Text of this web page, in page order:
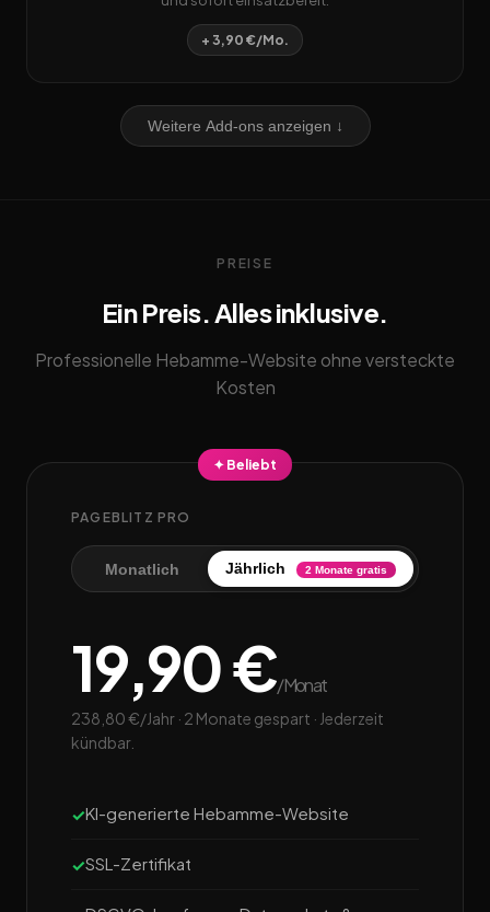
+ 3,90 €/Mo.
Weitere Add-ons anzeigen ↓
PREISE
Ein Preis. Alles inklusive.
Professionelle Hebamme-Website ohne versteckte
Kosten
✦ Beliebt
PAGEBLITZ PRO
Monatlich Jährlich 2 Monate gratis
19,90 €/Monat
238,80 €/Jahr · 2 Monate gespart · Jederzeit
kündbar.
KI-generierte Hebamme-Website
SSL-Zertifikat